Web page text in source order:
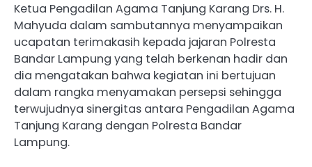
Ketua Pengadilan Agama Tanjung Karang Drs. H.
Mahyuda dalam sambutannya menyampaikan
ucapatan terimakasih kepada jajaran Polresta
Bandar Lampung yang telah berkenan hadir dan
dia mengatakan bahwa kegiatan ini bertujuan
dalam rangka menyamakan persepsi sehingga
terwujudnya sinergitas antara Pengadilan Agama
Tanjung Karang dengan Polresta Bandar
Lampung.